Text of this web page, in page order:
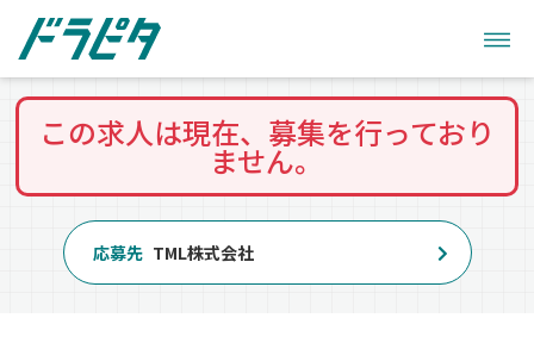
この求人は現在、募集を行っており
ません。
応募先 TML株式会社